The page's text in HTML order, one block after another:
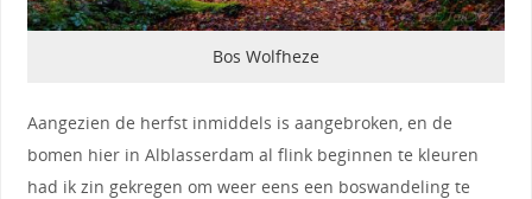
Bos Wolfheze
Aangezien de herfst inmiddels is aangebroken, en de
bomen hier in Alblasserdam al flink beginnen te kleuren
had ik zin gekregen om weer eens een boswandeling te